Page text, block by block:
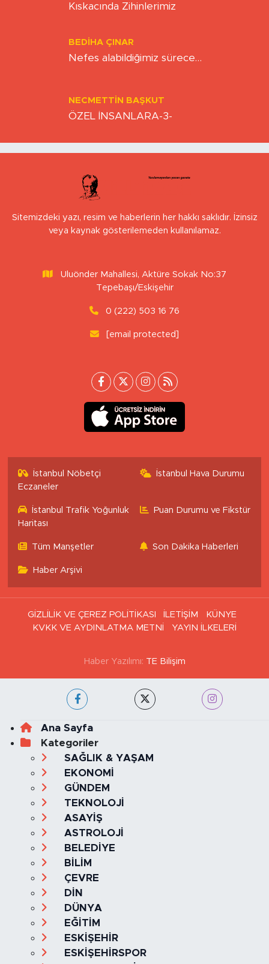
Kıskacında Zihinlerimiz
BEDIHA ÇINAR
Nefes alabildiğimiz sürece…
NECMETTIN BAŞKUT
ÖZEL İNSANLARA-3-
Sitemizdeki yazı, resim ve haberlerin her hakkı saklıdır. İzinsiz
veya kaynak gösterilemeden kullanılamaz.
Uluönder Mahallesi, Aktüre Sokak No:37
Tepebaşı/Eskişehir
0 (222) 503 16 76
[email protected]
İstanbul Nöbetçi
Eczaneler
İstanbul Hava Durumu
İstanbul Trafik Yoğunluk
Haritası
Puan Durumu ve Fikstür
Tüm Manşetler Son Dakika Haberleri
Haber Arşivi
GİZLİLİK VE ÇEREZ POLİTİKASI İLETİŞİM
KÜNYE
KVKK VE AYDINLATMA METNİ
YAYIN İLKELERİ
Haber Yazılımı: TE Bilişim
Ana Sayfa
Kategoriler
SAĞLIK & YAŞAM
EKONOMİ
GÜNDEM
TEKNOLOJİ
ASAYİŞ
ASTROLOJİ
BELEDİYE
BİLİM
ÇEVRE
DİN
DÜNYA
EĞİTİM
ESKİŞEHİR
ESKİŞEHİRSPOR